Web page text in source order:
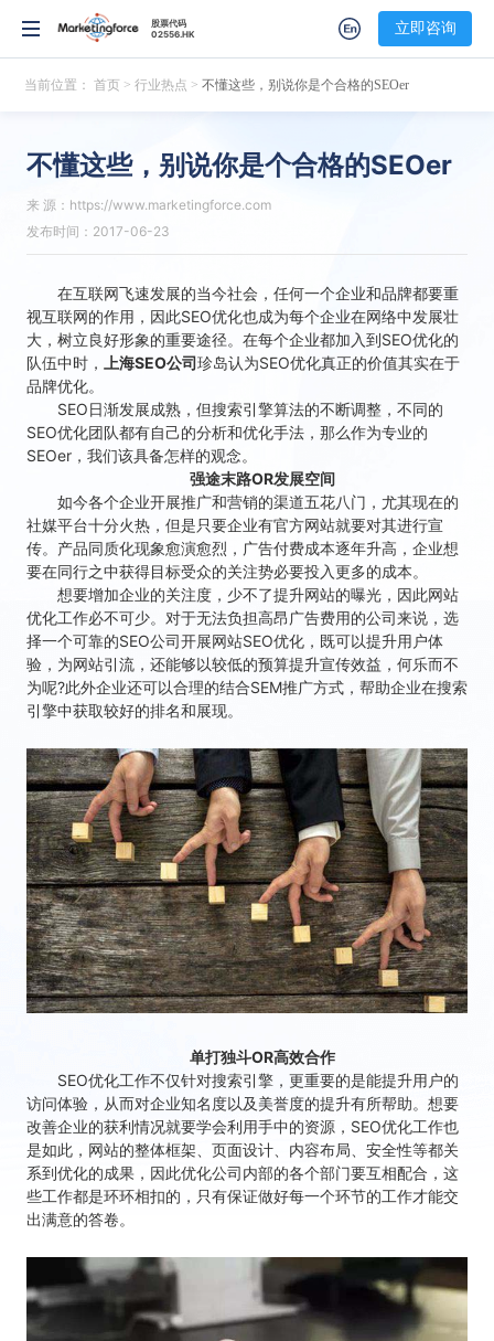
股票代码
02556.HK
立即咨询
当前位置： 首页 > 行业热点 > 不懂这些，别说你是个合格的SEOer
不懂这些，别说你是个合格的SEOer
来 源：https://www.marketingforce.com
发布时间：2017-06-23
在互联网飞速发展的当今社会，任何一个企业和品牌都要重
视互联网的作用，因此SEO优化也成为每个企业在网络中发展壮
大，树立良好形象的重要途径。在每个企业都加入到SEO优化的
队伍中时，
上海SEO公司珍岛认为SEO优化真正的价值其实在于
品牌优化。
SEO日渐发展成熟，但搜索引擎算法的不断调整，不同的
SEO优化团队都有自己的分析和优化手法，那么作为专业的
SEOer，我们该具备怎样的观念。
强途末路OR发展空间
如今各个企业开展推广和营销的渠道五花八门，尤其现在的
社媒平台十分火热，但是只要企业有官方网站就要对其进行宣
传。产品同质化现象愈演愈烈，广告付费成本逐年升高，企业想
要在同行之中获得目标受众的关注势必要投入更多的成本。
想要增加企业的关注度，少不了提升网站的曝光，因此网站
优化工作必不可少。对于无法负担高昂广告费用的公司来说，选
择一个可靠的SEO公司开展网站SEO优化，既可以提升用户体
验，为网站引流，还能够以较低的预算提升宣传效益，何乐而不
为呢?此外企业还可以合理的结合SEM推广方式，帮助企业在搜索
引擎中获取较好的排名和展现。
单打独斗OR高效合作
SEO优化工作不仅针对搜索引擎，更重要的是能提升用户的
访问体验，从而对企业知名度以及美誉度的提升有所帮助。想要
改善企业的获利情况就要学会利用手中的资源，SEO优化工作也
是如此，网站的整体框架、页面设计、内容布局、安全性等都关
系到优化的成果，因此优化公司内部的各个部门要互相配合，这
些工作都是环环相扣的，只有保证做好每一个环节的工作才能交
出满意的答卷。
股票代码
02556.HK
立即咨询